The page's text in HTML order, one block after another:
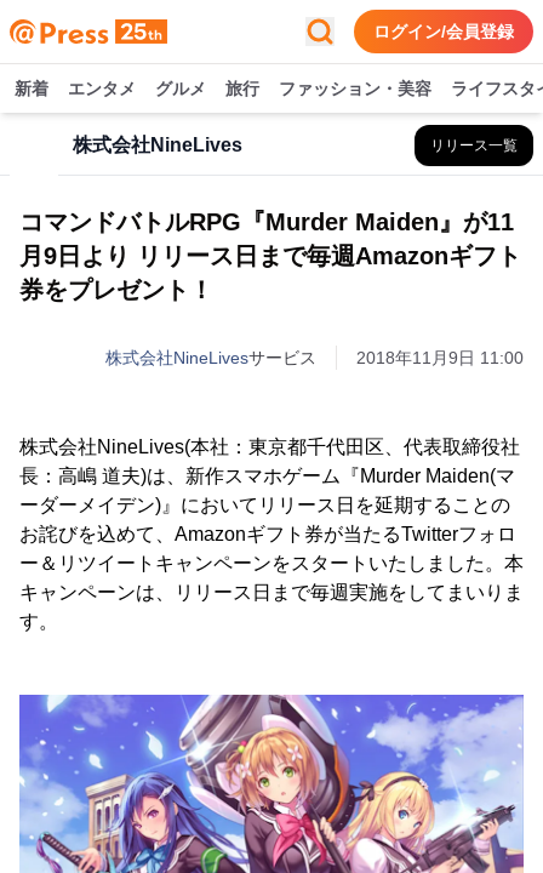
ログイン/会員登録
新着 エンタメ グルメ 旅行 ファッション・美容 ライフスタ
株式会社NineLives リリース一覧
コマンドバトルRPG『Murder Maiden』が11
月9日より リリース日まで毎週Amazonギフト
券をプレゼント！
株式会社NineLivesサービス 2018年11月9日 11:00
株式会社NineLives(本社：東京都千代田区、代表取締役社
長：高嶋 道夫)は、新作スマホゲーム『Murder Maiden(マ
ーダーメイデン)』においてリリース日を延期することの
お詫びを込めて、Amazonギフト券が当たるTwitterフォロ
ー＆リツイートキャンペーンをスタートいたしました。本
キャンペーンは、リリース日まで毎週実施をしてまいりま
す。